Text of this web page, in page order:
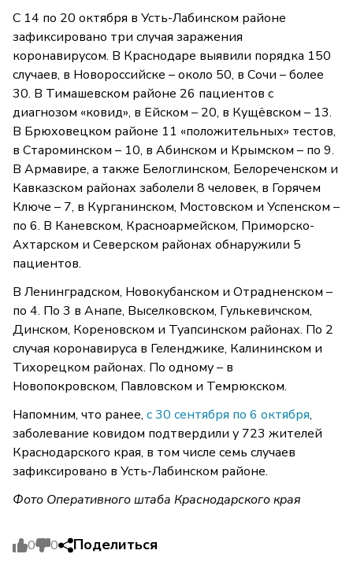
С 14 по 20 октября в Усть-Лабинском районе
зафиксировано три случая заражения
коронавирусом. В Краснодаре выявили порядка 150
случаев, в Новороссийске – около 50, в Сочи – более
30. В Тимашевском районе 26 пациентов с
диагнозом «ковид», в Ейском – 20, в Кущёвском – 13.
В Брюховецком районе 11 «положительных» тестов,
в Староминском – 10, в Абинском и Крымском – по 9.
В Армавире, а также Белоглинском, Белореченском и
Кавказском районах заболели 8 человек, в Горячем
Ключе – 7, в Курганинском, Мостовском и Успенском –
по 6. В Каневском, Красноармейском, Приморско-
Ахтарском и Северском районах обнаружили 5
пациентов.
В Ленинградском, Новокубанском и Отрадненском –
по 4. По 3 в Анапе, Выселковском, Гулькевичском,
Динском, Кореновском и Туапсинском районах. По 2
случая коронавируса в Геленджике, Калининском и
Тихорецком районах. По одному – в
Новопокровском, Павловском и Темрюкском.
Напомним, что ранее, с 30 сентября по 6 октября,
заболевание ковидом подтвердили у 723 жителей
Краснодарского края, в том числе семь случаев
зафиксировано в Усть-Лабинском районе.
Фото Оперативного штаба Краснодарского края
0 0 Поделиться